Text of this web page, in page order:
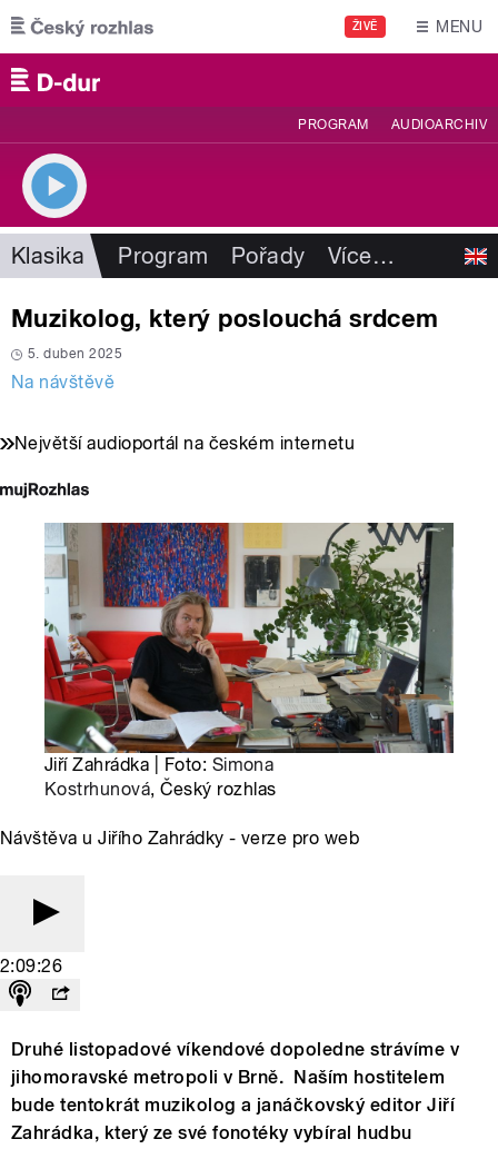
Přejít k hlavnímu obsahu
ŽIVĚ MENU
PROGRAM AUDIOARCHIV
Klasika Program Pořady Více…
Muzikolog, který poslouchá srdcem
5. duben 2025
Na návštěvě
Největší audioportál na českém internetu
Jiří Zahrádka | Foto: Simona
Kostrhunová, Český rozhlas
Návštěva u Jiřího Zahrádky - verze pro web
2:09:26
Druhé listopadové víkendové dopoledne strávíme v
jihomoravské metropoli v Brně. Naším hostitelem
bude tentokrát muzikolog a janáčkovský editor Jiří
Zahrádka, který ze své fonotéky vybíral hudbu